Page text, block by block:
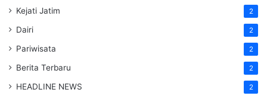
Kejati Jatim 2
Dairi 2
Pariwisata 2
Berita Terbaru 2
HEADLINE NEWS 2